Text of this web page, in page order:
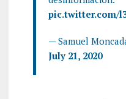
pic.twitter.com/
— Samuel
July 21, 2020